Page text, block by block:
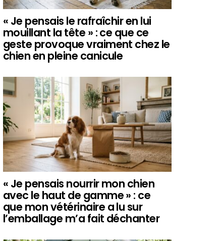
« Je pensais le rafraîchir en lui
mouillant la tête » : ce que ce
geste provoque vraiment chez le
chien en pleine canicule
« Je pensais nourrir mon chien
avec le haut de gamme » : ce
que mon vétérinaire a lu sur
l’emballage m’a fait déchanter